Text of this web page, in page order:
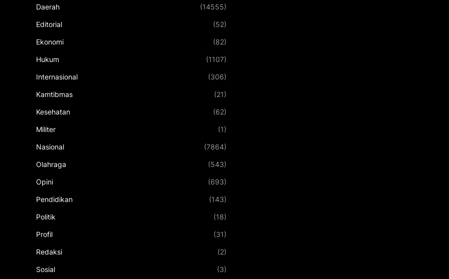
Daerah (14555)
Editorial (52)
Ekonomi (82)
Hukum (1107)
Internasional (306)
Kamtibmas (21)
Kesehatan (62)
Militer (1)
Nasional (7864)
Olahraga (543)
Opini (693)
Pendidikan (143)
Politik (18)
Profil (31)
Redaksi (2)
Sosial (3)